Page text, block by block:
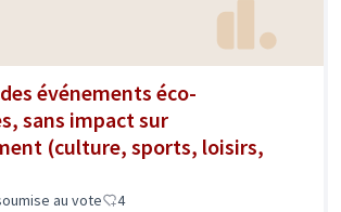
événements éco-
sans impact sur
(culture, sports, loisirs,
au vote 4